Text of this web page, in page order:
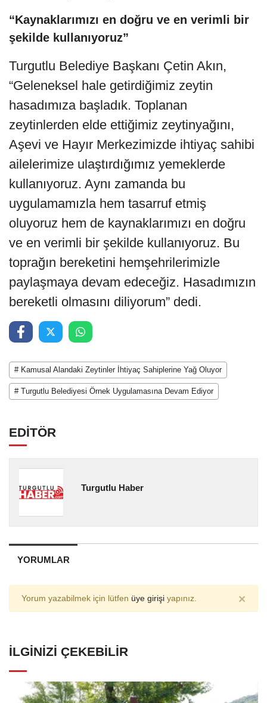
“Kaynaklarımızı en doğru ve en verimli bir
şekilde kullanıyoruz”
Turgutlu Belediye Başkanı Çetin Akın,
“Geleneksel hale getirdiğimiz zeytin
hasadımıza başladık. Toplanan
zeytinlerden elde ettiğimiz zeytinyağını,
Aşevi ve Hayır Merkezimizde ihtiyaç sahibi
ailelerimize ulaştırdığımız yemeklerde
kullanıyoruz. Aynı zamanda bu
uygulamamızla hem tasarruf etmiş
oluyoruz hem de kaynaklarımızı en doğru
ve en verimli bir şekilde kullanıyoruz. Bu
toprağın bereketini hemşehrilerimizle
paylaşmaya devam edeceğiz. Hasadımızın
bereketli olmasını diliyorum” dedi.
# Kamusal Alandaki Zeytinler İhtiyaç Sahiplerine Yağ Oluyor
# Turgutlu Belediyesi Örnek Uygulamasına Devam Ediyor
EDİTÖR
Turgutlu Haber
YORUMLAR
Yorum yazabilmek için lütfen üye girişi yapınız. ×
İLGINIZI ÇEKEBILIR